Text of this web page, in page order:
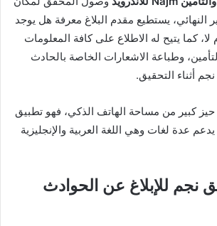
النهائي، يستطيع مقدم البلاغ معرفة هل يوجد
كما يتيح له الاطلاع على كافة المعلومات
وطباعة الاشعارات الخاصة بالحادث
أثناء التحقيق.
كبير من مساحة الهاتف الذكي، فهو تطبيق
عدة لغات وهي اللغة العربية والإنجليزية
نجم للإبلاغ عن الحوادث